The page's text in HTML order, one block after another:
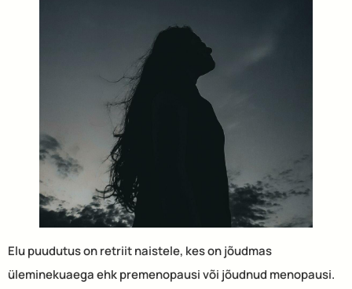
Elu puudutus on retriit naistele, kes on jõudmas
üleminekuaega ehk premenopausi või jõudnud menopausi.